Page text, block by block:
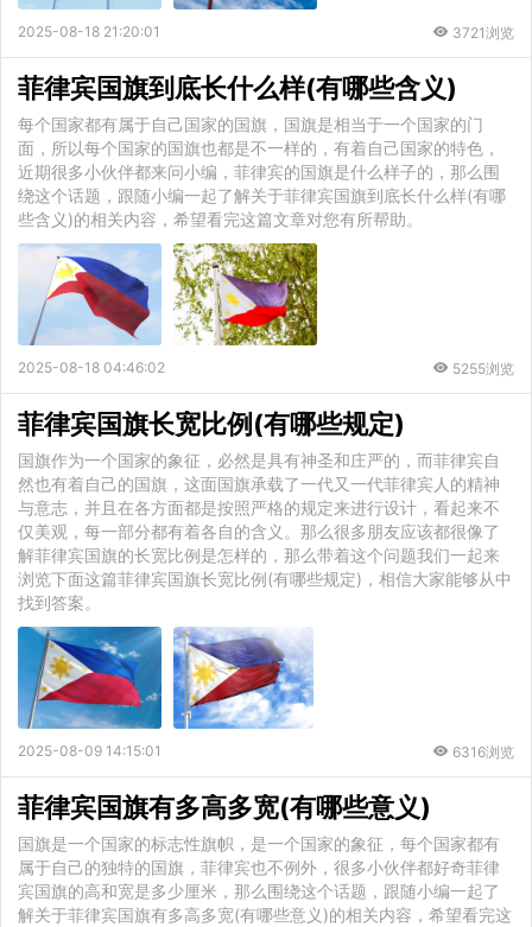
2025-08-18 21:20:01 3721浏览
菲律宾国旗到底长什么样(有哪些含义)
每个国家都有属于自己国家的国旗，国旗是相当于一个国家的门
面，所以每个国家的国旗也都是不一样的，有着自己国家的特色，
近期很多小伙伴都来问小编，菲律宾的国旗是什么样子的，那么围
绕这个话题，跟随小编一起了解关于菲律宾国旗到底长什么样(有哪
些含义)的相关内容，希望看完这篇文章对您有所帮助。
2025-08-18 04:46:02 5255浏览
菲律宾国旗长宽比例(有哪些规定)
国旗作为一个国家的象征，必然是具有神圣和庄严的，而菲律宾自
然也有着自己的国旗，这面国旗承载了一代又一代菲律宾人的精神
与意志，并且在各方面都是按照严格的规定来进行设计，看起来不
仅美观，每一部分都有着各自的含义。那么很多朋友应该都很像了
解菲律宾国旗的长宽比例是怎样的，那么带着这个问题我们一起来
浏览下面这篇菲律宾国旗长宽比例(有哪些规定)，相信大家能够从中
找到答案。
2025-08-09 14:15:01 6316浏览
菲律宾国旗有多高多宽(有哪些意义)
国旗是一个国家的标志性旗帜，是一个国家的象征，每个国家都有
属于自己的独特的国旗，菲律宾也不例外，很多小伙伴都好奇菲律
宾国旗的高和宽是多少厘米，那么围绕这个话题，跟随小编一起了
解关于菲律宾国旗有多高多宽(有哪些意义)的相关内容，希望看完这